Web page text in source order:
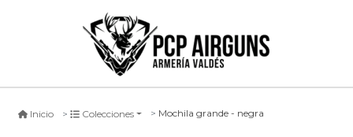
Inicio Colecciones Mochila grande - negra